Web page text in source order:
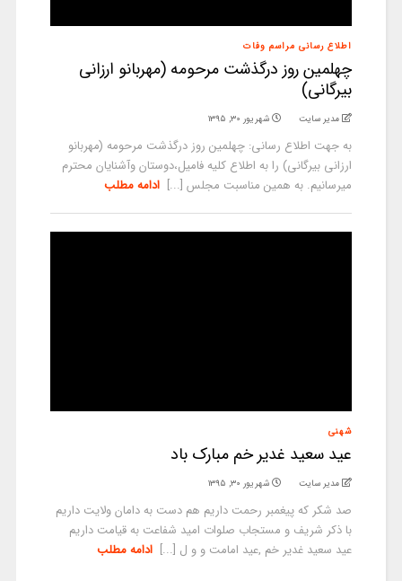
اطلاع رسانی مراسم وفات
چهلمین روز درگذشت مرحومه (مهربانو ارزانی
بیرگانی)
مدیر سایت شهریور ۳۰, ۱۳۹۵
به جهت اطلاع رسانی: چهلمین روز درگذشت مرحومه (مهربانو
ارزانی بیرگانی) را به اطلاع کلیه فامیل،دوستان وآشنایان محترم
میرسانیم. به همین مناسبت مجلس [...] ادامه مطلب
شهنی
عید سعید غدیر خم مبارک باد
مدیر سایت شهریور ۳۰, ۱۳۹۵
صد شکر که پیغمبر رحمت داریم هم دست به دامان ولایت داریم
با ذکر شریف و مستجاب صلوات امید شفاعت به قیامت داریم
عید سعید غدیر خم ,عید امامت و و ل [...] ادامه مطلب